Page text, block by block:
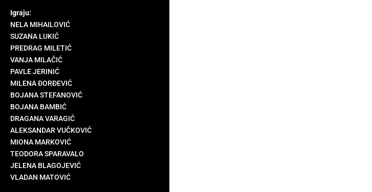
Igraju:
NELA MIHAILOVIĆ
SUZANA LUKIĆ
PREDRAG MILETIĆ
VANJA MILAČIĆ
PAVLE JERINIĆ
MILENA ĐORĐEVIĆ
BOJANA STEFANOVIĆ
BOJANA BAMBIĆ
DRAGANA VARAGIĆ
ALEKSANDAR VUČKOVIĆ
MIONA MARKOVIĆ
TEODORA SPARAVALO
JELENA BLAGOJEVIĆ
VLADAN MATOVIĆ